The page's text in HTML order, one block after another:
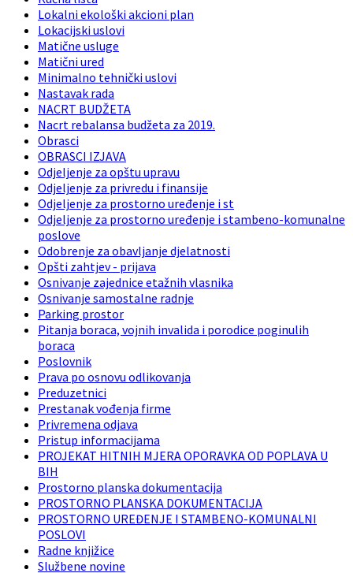
Lokalni ekološki akcioni plan
Lokacijski uslovi
Matične usluge
Matični ured
Minimalno tehnički uslovi
Nastavak rada
NACRT BUDŽETA
Nacrt rebalansa budžeta za 2019.
Obrasci
OBRASCI IZJAVA
Odjeljenje za opštu upravu
Odjeljenje za privredu i finansije
Odjeljenje za prostorno uređenje i st
Odjeljenje za prostorno uređenje i stambeno-komunalne
poslove
Odobrenje za obavljanje djelatnosti
Opšti zahtjev - prijava
Osnivanje zajednice etažnih vlasnika
Osnivanje samostalne radnje
Parking prostor
Pitanja boraca, vojnih invalida i porodice poginulih
boraca
Poslovnik
Prava po osnovu odlikovanja
Preduzetnici
Prestanak vođenja firme
Privremena odjava
Pristup informacijama
PROJEKAT HITNIH MJERA OPORAVKA OD POPLAVA U
BIH
Prostorno planska dokumentacija
PROSTORNO PLANSKA DOKUMENTACIJA
PROSTORNO UREĐENJE I STAMBENO-KOMUNALNI
POSLOVI
Radne knjižice
Službene novine